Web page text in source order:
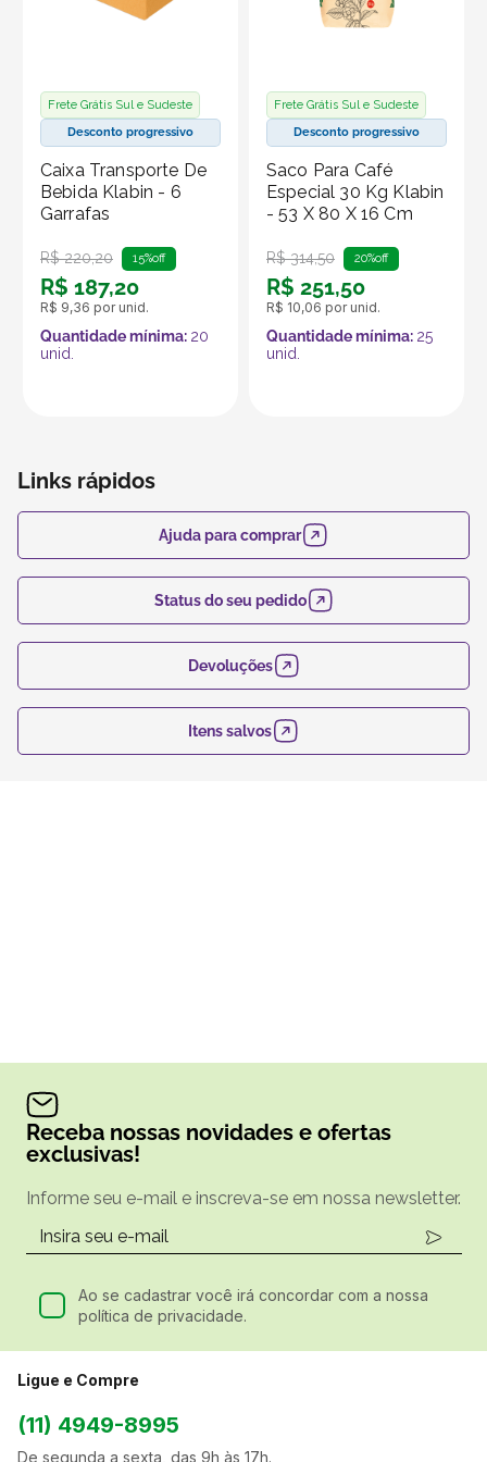
caixa em locais secos e, ao transportar itens frágeis ou
Produto vendido por Seller :)
Um Seller Klabin é um parceiro que vende seus
produtos no marketplace Klabin ForYou, aproveitando o
alcance e os recursos da plataforma, que é
Frete Grátis Sul e Sudeste
Desconto progressivo
Caixa Transporte De
Bebida Klabin - 6
Garrafas
R$ 220,20 15%off
R$ 187,20
R$ 9,36 por unid.
Quantidade mínima: 20
unid.
Frete Grátis Sul e Sudeste
Desconto progressivo
Saco Para Café
Especial 30 Kg Klabin
- 53 X 80 X 16 Cm
R$ 314,50 20%off
R$ 251,50
R$ 10,06 por unid.
Quantidade mínima: 25
unid.
Links rápidos
Ajuda para comprar
Status do seu pedido
Devoluções
Itens salvos
Receba nossas novidades e ofertas
exclusivas!
Informe seu e-mail e inscreva-se em nossa newsletter.
Ao se cadastrar você irá concordar com a nossa
política de privacidade.
Ligue e Compre
(11) 4949-8995
De segunda a sexta, das 9h às 17h.